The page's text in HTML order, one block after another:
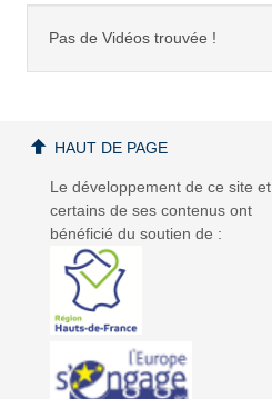
Pas de Vidéos trouvée !
Le développement de ce site et
certains de ses contenus ont
bénéficié du soutien de :
HAUT DE PAGE